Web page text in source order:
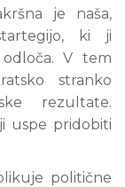
je naša,
ki ji
V tem
stranko
rezultate.
uspe pridobiti
politične